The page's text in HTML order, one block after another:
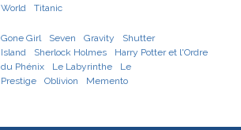
World
Titanic
Gone Girl Seven Gravity
Shutter
Island
Sherlock Holmes
Harry Potter et l'Ordre
du Phénix
Le Labyrinthe
Le
Prestige
Oblivion Memento